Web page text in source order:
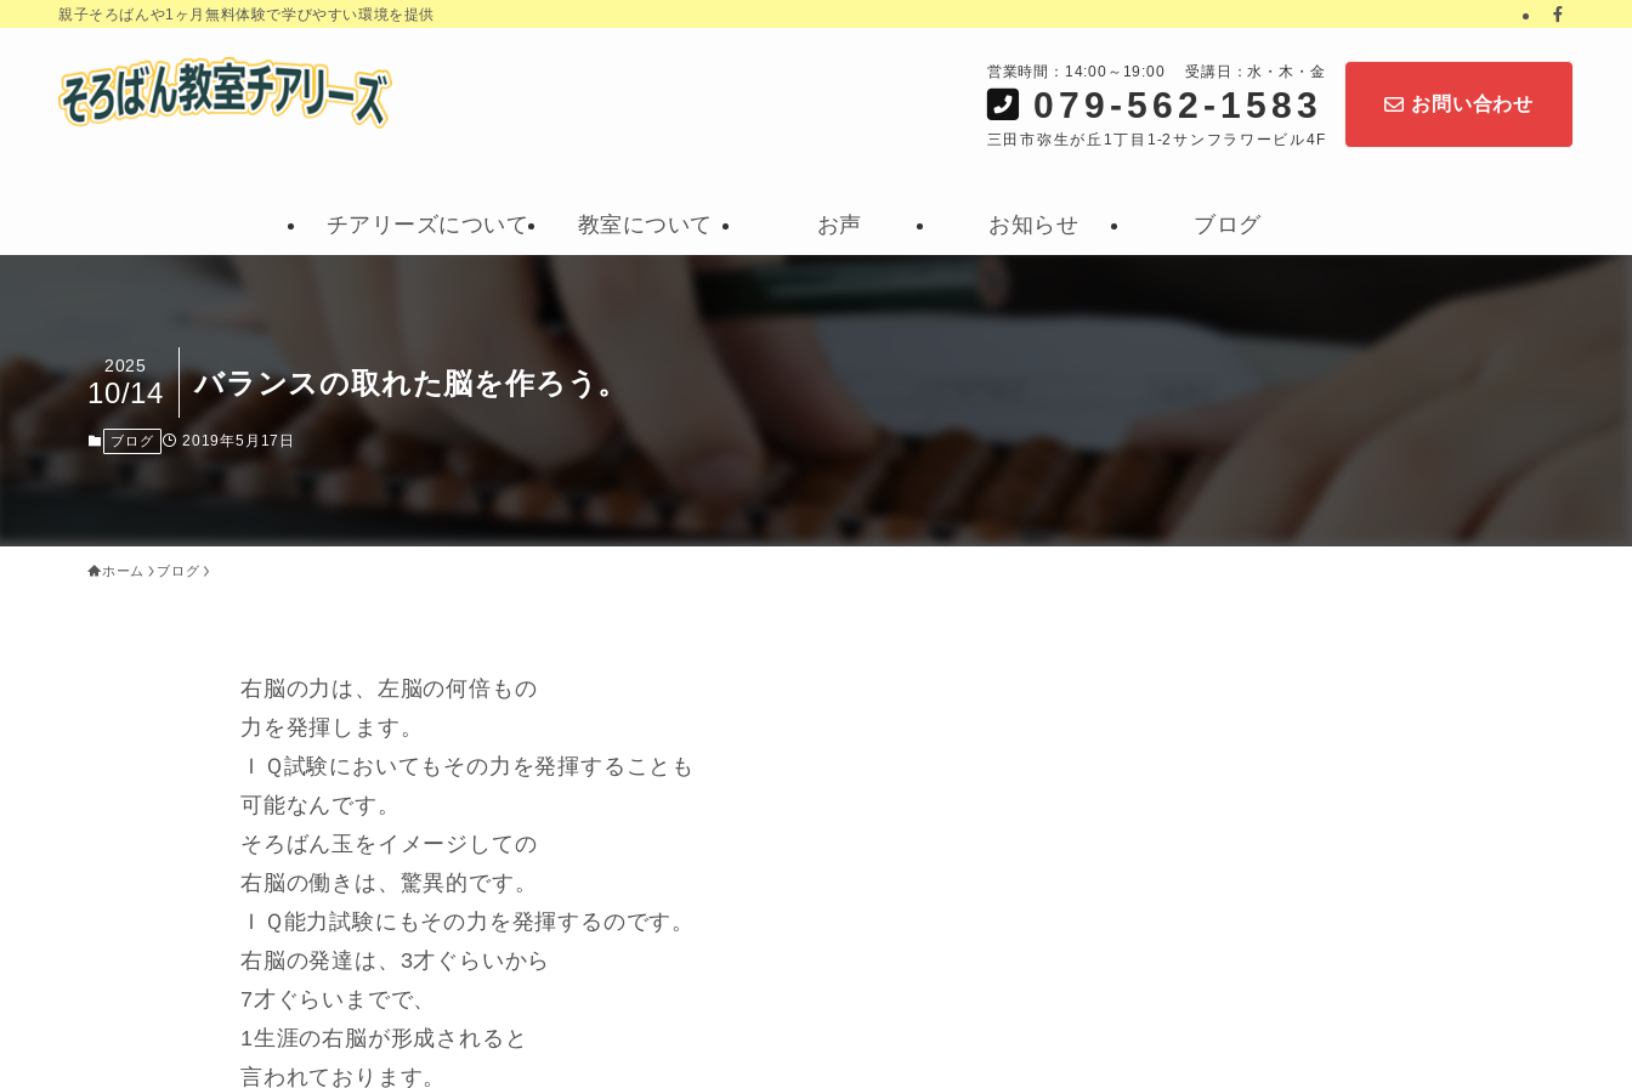
親子そろばんや1ヶ月無料体験で学びやすい環境を提供
営業時間：14:00～19:00 受講日：水・木・金
079-562-1583
三田市弥生が丘1丁目1-2サンフラワービル4F
お問い合わせ
チアリーズについて 教室について お声 お知らせ ブログ
バランスの取れた脳を作ろう。
2025
10/14
ブログ 2019年5月17日
ホーム ブログ
右脳の力は、左脳の何倍もの
力を発揮します。
ＩＱ試験においてもその力を発揮することも
可能なんです。
そろばん玉をイメージしての
右脳の働きは、驚異的です。
ＩＱ能力試験にもその力を発揮するのです。
右脳の発達は、3才ぐらいから
7才ぐらいまでで、
1生涯の右脳が形成されると
言われております。